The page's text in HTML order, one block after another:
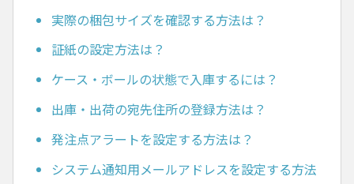
実際の梱包サイズを確認する方法は？
証紙の設定方法は？
ケース・ボールの状態で入庫するには？
出庫・出荷の宛先住所の登録方法は？
発注点アラートを設定する方法は？
システム通知用メールアドレスを設定する方法